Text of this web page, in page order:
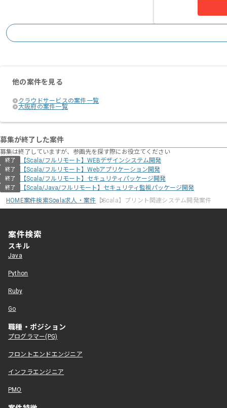
他の案件を見る
クラウドサービスの案件一覧
大阪府の案件一覧
募集が終了した案件
募集は終了していますが、参画先を探す際にお役立てください
終了 【Scala/フルリモート】WEBデザインシステム開発
終了 【Scala/フルリモート】Webアプリケーション開発
終了 【Scala/フルリモート】セキュリティパッケージ開発
終了
【Scala/Java/フルリモート】セキュリティ監視パッケージ開発
HOME案件検索Scala求人・案件 【Scala】プリント関連システム開発案件
案件検索
スキル
Java
Python
Ruby
Go
職種・ポジション
プログラマー(PG)
フロントエンドエンジニア
インフラエンジニア
PMO